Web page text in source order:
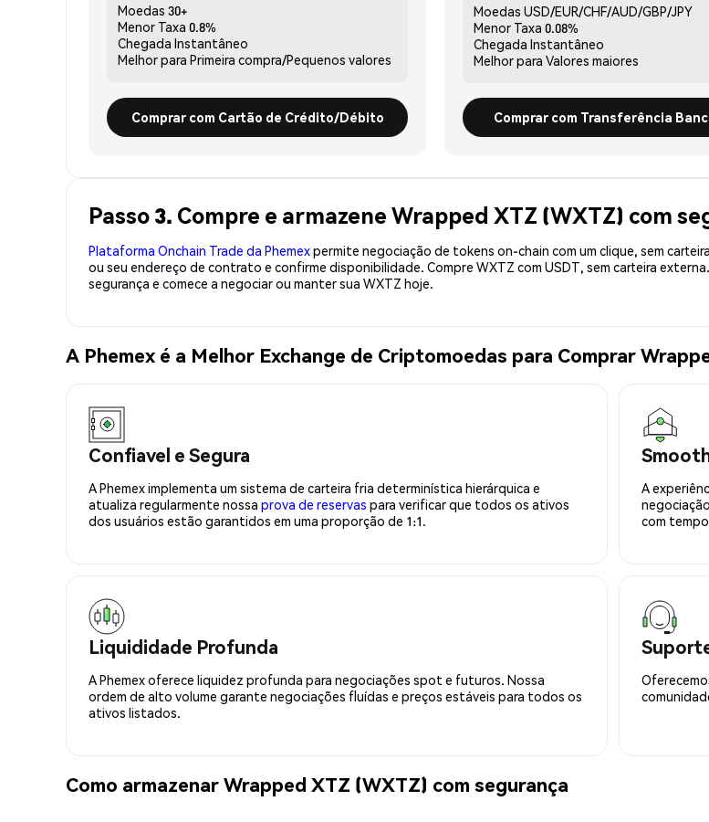
Moedas 30+
Menor Taxa 0.8%
Chegada Instantâneo
Melhor para Primeira compra/Pequenos valores
Comprar com Cartão de Crédito/Débito
Moedas USD/EUR/CHF/AUD/GBP/JPY
Menor Taxa 0.08%
Chegada Instantâneo
Melhor para Valores maiores
Comprar com Transferência
Passo 3. Compre e armazene Wrapped XTZ (WXTZ) com
Plataforma Onchain Trade da Phemexpermite negociação de tokens on-chain com um clique, sem
ou seu endereço de contrato e confirme disponibilidade. Compre WXTZ com USDT, sem carteira
segurança e comece a negociar ou manter sua WXTZ hoje.
A Phemex é a Melhor Exchange de Criptomoedas para Comprar
Confiavel e Segura
A Phemex implementa um sistema de carteira fria determinística hierárquica e
atualiza regularmente nossa prova de reservas para verificar que todos os ativos
dos usuários estão garantidos em uma proporção de 1:1.
A
com
Liquididade Profunda
A Phemex oferece liquidez profunda para negociações spot e futuros. Nossa
ordem de alto volume garante negociações fluídas e preços estáveis para todos os
ativos listados.
Como armazenar Wrapped XTZ (WXTZ) com segurança